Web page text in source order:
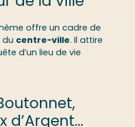
offre un cadre de
du centre-ville. Il attire
d’un lieu de vie
d’Argent...